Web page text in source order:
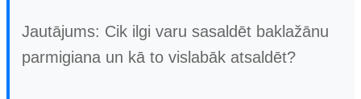
Jautājums: Cik ilgi varu sasaldēt baklažānu
parmigiana un kā to vislabāk atsaldēt?